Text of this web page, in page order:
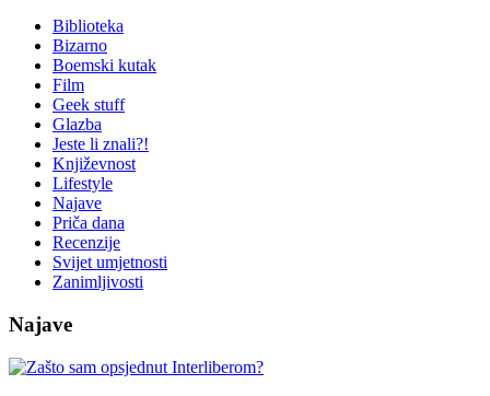
Biblioteka
Bizarno
Boemski kutak
Film
Geek stuff
Glazba
Jeste li znali?!
Književnost
Lifestyle
Najave
Priča dana
Recenzije
Svijet umjetnosti
Zanimljivosti
Najave